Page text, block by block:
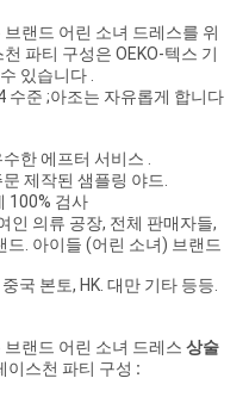
랜드 어린 소녀 드레스를 위
파티 구성은 OEKO-텍스 기
있습니다 .
수준 ;아조는 자유롭게 합니다
수한 에프터 서비스 .
제작된 샘플링 야드.
100% 검사
인 의류 공장, 전체 판매자들,
드. 아이들 (어린 소녀) 브랜드
국 본토, HK. 대만 기타 등등.
랜드 어린 소녀 드레스 상술
이스천 파티 구성 :